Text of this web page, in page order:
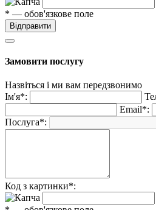
* — обов'язкове поле
Відправити
Замовити послугу
Назвіться і ми вам передзвонимо
Ім'я*:
Email*:
Послуга*:
Код з картинки*: